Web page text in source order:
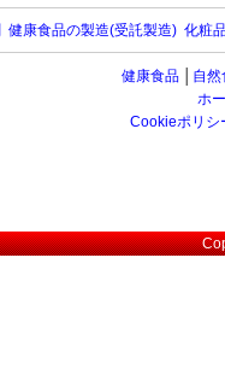
健康食品の製造(受託製造) 化粧
健康食品 自然
ホ
Cookieポリシ